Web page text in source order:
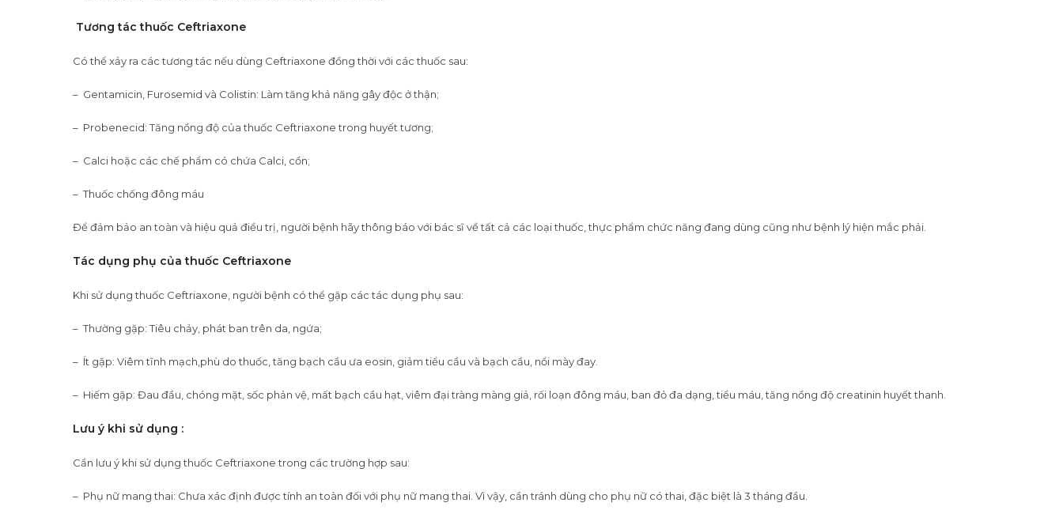
Tương tác thuốc Ceftriaxone
Có thể xảy ra các tương tác nếu dùng Ceftriaxone đồng thời với các thuốc sau:
– Gentamicin, Furosemid và Colistin: Làm tăng khả năng gây độc ở thận;
– Probenecid: Tăng nồng độ của thuốc Ceftriaxone trong huyết tương;
– Calci hoặc các chế phẩm có chứa Calci, cồn;
– Thuốc chống đông máu
Để đảm bảo an toàn và hiệu quả điều trị, người bệnh hãy thông báo với bác sĩ về tất cả các loại thuốc, thực phẩm chức năng đang dùng cũng như bệnh lý hiện mắc phải.
Tác dụng phụ của thuốc Ceftriaxone
Khi sử dụng thuốc Ceftriaxone, người bệnh có thể gặp các tác dụng phụ sau:
– Thường gặp: Tiêu chảy, phát ban trên da, ngứa;
– Ít gặp: Viêm tĩnh mạch,phù do thuốc, tăng bạch cầu ưa eosin, giảm tiểu cầu và bạch cầu, nổi mày đay.
– Hiếm gặp: Đau đầu, chóng mặt, sốc phản vệ, mất bạch cầu hạt, viêm đại tràng màng giả, rối loạn đông máu, ban đỏ đa dạng, tiểu máu, tăng nồng độ creatinin huyết thanh.
Lưu ý khi sử dụng :
Cần lưu ý khi sử dụng thuốc Ceftriaxone trong các trường hợp sau:
– Phụ nữ mang thai: Chưa xác định được tính an toàn đối với phụ nữ mang thai. Vì vậy, cần tránh dùng cho phụ nữ có thai, đặc biệt là 3 tháng đầu.